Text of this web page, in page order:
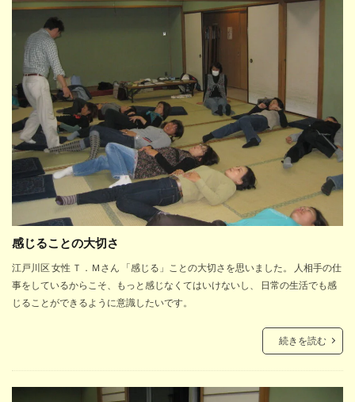
感じることの大切さ
江戸川区 女性 Ｔ．Ｍさん 「感じる」ことの大切さを思いました。 人相手の仕
事をしているからこそ、もっと感じなくてはいけないし、 日常の生活でも感
じることができるように意識したいです。
続きを読む